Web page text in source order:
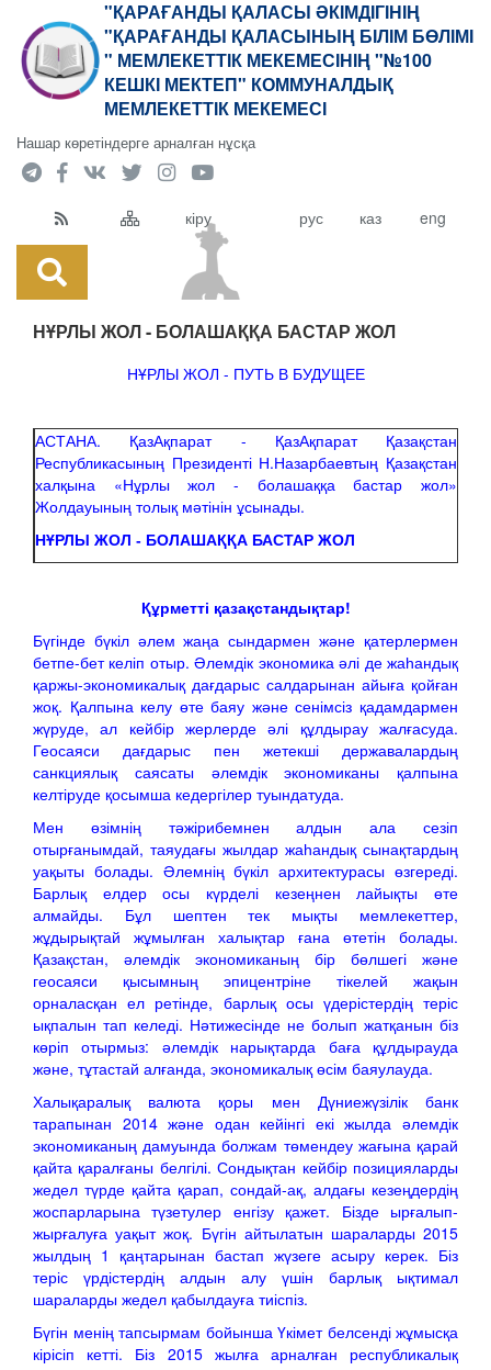
"ҚАРАҒАНДЫ ҚАЛАСЫ ӘКІМДІГІНІҢ
"ҚАРАҒАНДЫ ҚАЛАСЫНЫҢ БІЛІМ БӨЛІМІ
" МЕМЛЕКЕТТІК МЕКЕМЕСІНІҢ "№100
КЕШКІ МЕКТЕП" КОММУНАЛДЫҚ
МЕМЛЕКЕТТІК МЕКЕМЕСІ
Нашар көретіндерге арналған нұсқа
кіру рус каз eng
НҰРЛЫ ЖОЛ - БОЛАШАҚҚА БАСТАР ЖОЛ
НҰРЛЫ ЖОЛ - ПУТЬ В БУДУЩЕЕ
АСТАНА. ҚазАқпарат - ҚазАқпарат Қазақстан
Республикасының Президенті Н.Назарбаевтың Қазақстан
халқына «Нұрлы жол - болашаққа бастар жол»
Жолдауының толық мәтінін ұсынады.
НҰРЛЫ ЖОЛ - БОЛАШАҚҚА БАСТАР ЖОЛ
Құрметті қазақстандықтар!
Бүгінде бүкіл әлем жаңа сындармен және қатерлермен
бетпе-бет келіп отыр. Әлемдік экономика әлі де жаһандық
қаржы-экономикалық дағдарыс салдарынан айыға қойған
жоқ. Қалпына келу өте баяу және сенімсіз қадамдармен
жүруде, ал кейбір жерлерде әлі құлдырау жалғасуда.
Геосаяси дағдарыс пен жетекші державалардың
санкциялық саясаты әлемдік экономиканы қалпына
келтіруде қосымша кедергілер туындатуда.
Мен өзімнің тәжірибемнен алдын ала сезіп
отырғанымдай, таяудағы жылдар жаһандық сынақтардың
уақыты болады. Әлемнің бүкіл архитектурасы өзгереді.
Барлық елдер осы күрделі кезеңнен лайықты өте
алмайды. Бұл шептен тек мықты мемлекеттер,
жұдырықтай жұмылған халықтар ғана өтетін болады.
Қазақстан, әлемдік экономиканың бір бөлшегі және
геосаяси қысымның эпицентріне тікелей жақын
орналасқан ел ретінде, барлық осы үдерістердің теріс
ықпалын тап келеді. Нәтижесінде не болып жатқанын біз
көріп отырмыз: әлемдік нарықтарда баға құлдырауда
және, тұтастай алғанда, экономикалық өсім баяулауда.
Халықаралық валюта қоры мен Дүниежүзілік банк
тарапынан 2014 және одан кейінгі екі жылда әлемдік
экономиканың дамуында болжам төмендеу жағына қарай
қайта қаралғаны белгілі. Сондықтан кейбір позицияларды
жедел түрде қайта қарап, сондай-ақ, алдағы кезеңдердің
жоспарларына түзетулер енгізу қажет. Бізде ырғалып-
жырғалуға уақыт жоқ. Бүгін айтылатын шараларды 2015
жылдың 1 қаңтарынан бастап жүзеге асыру керек. Біз
теріс үрдістердің алдын алу үшін барлық ықтимал
шараларды жедел қабылдауға тиіспіз.
Бүгін менің тапсырмам бойынша Үкімет белсенді жұмысқа
кірісіп кетті. Біз 2015 жылға арналған республикалық